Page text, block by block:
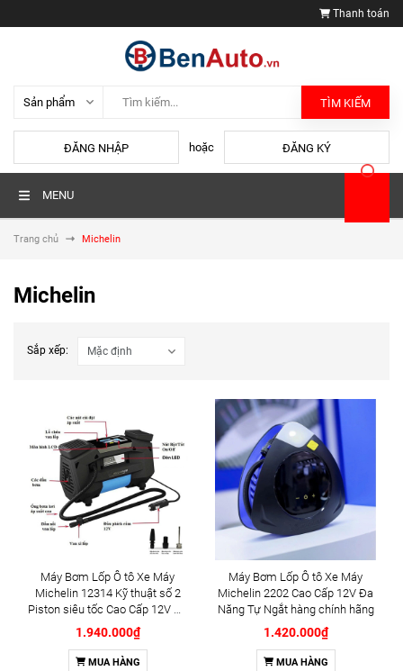
Thanh toán
TÌM KIẾM
ĐĂNG NHẬP hoặc ĐĂNG KÝ
MENU
Trang chủ Michelin
Michelin
Sắp xếp:
Máy Bơm Lốp Ô tô Xe Máy
Michelin 12314 Kỹ thuật số 2
Piston siêu tốc Cao Cấp 12V Đa
Năng Tự Ngắt (12314)
1.940.000₫
MUA HÀNG
Máy Bơm Lốp Ô tô Xe Máy
Michelin 2202 Cao Cấp 12V Đa
Năng Tự Ngắt hàng chính hãng
1.420.000₫
MUA HÀNG